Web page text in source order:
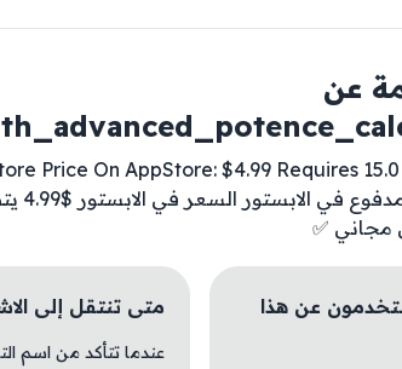
عن
Price On AppStore: $4.99 Requires
مجاني ✅
عن هذا
متى تنتقل إلى
عندما تتأكد من اسم